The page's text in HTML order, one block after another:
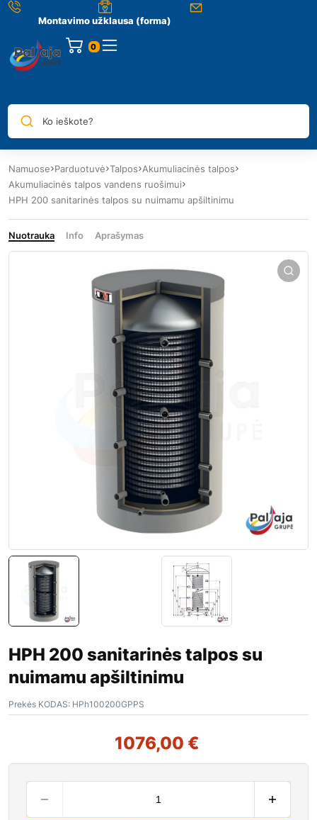
Montavimo užklausa (forma)
0
Ko ieškote?
Namuose Parduotuvė Talpos Akumuliacinės talpos
Akumuliacinės talpos vandens ruošimui
HPH 200 sanitarinės talpos su nuimamu apšiltinimu
Nuotrauka Info Aprašymas
HPH 200 sanitarinės talpos su
nuimamu apšiltinimu
Prekės KODAS: HPh100200GPPS
1076,00 €